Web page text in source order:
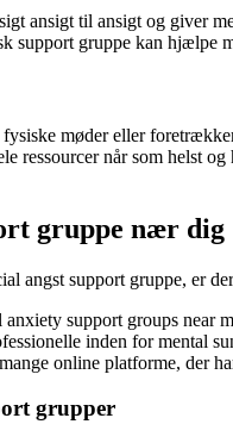
ansigt til ansigt og giver
support gruppe kan hjælpe
møder eller
ressourcer når som helst
gruppe nær dig
angst support gruppe, er
support groups near
inden for mental
online platforme, der
grupper